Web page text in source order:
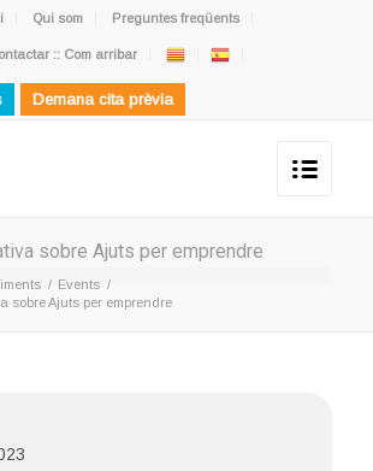
Qui som Preguntes freqüents
:: Com arribar
Demana cita prèvia
sobre Ajuts per emprendre
/ Events /
sobre Ajuts per emprendre